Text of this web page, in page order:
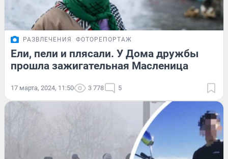
РАЗВЛЕЧЕНИЯ ФОТОРЕПОРТАЖ
Ели, пели и плясали. У Дома дружбы
прошла зажигательная Масленица
17 марта, 2024, 11:50 3 778 5